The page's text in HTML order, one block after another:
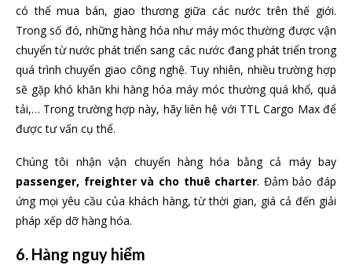
có thể mua bán, giao thương giữa các nước trên thế giới.
Trong số đó, những hàng hóa như máy móc thường được vận
chuyển từ nước phát triển sang các nước đang phát triển trong
quá trình chuyển giao công nghệ. Tuy nhiên, nhiều trường hợp
sẽ gặp khó khăn khi hàng hóa máy móc thường quá khổ, quá
tải,… Trong trường hợp này, hãy liên hệ với TTL Cargo Max để
được tư vấn cụ thể.
Chúng tôi nhận vận chuyển hàng hóa bằng cả máy bay
passenger, freighter và cho thuê charter. Đảm bảo đáp
ứng mọi yêu cầu của khách hàng, từ thời gian, giá cả đến giải
pháp xếp dỡ hàng hóa.
6. Hàng nguy hiểm